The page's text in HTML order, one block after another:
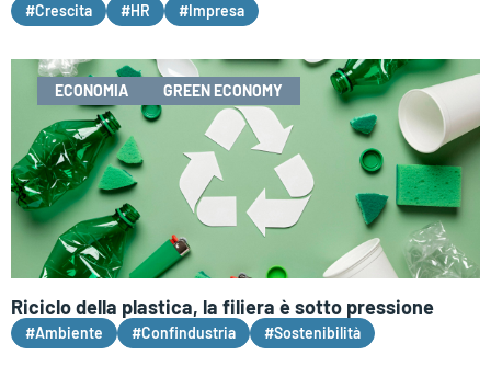
#Crescita #HR #Impresa
ECONOMIA GREEN ECONOMY
Riciclo della plastica, la filiera è sotto pressione
#Ambiente #Confindustria #Sostenibilità